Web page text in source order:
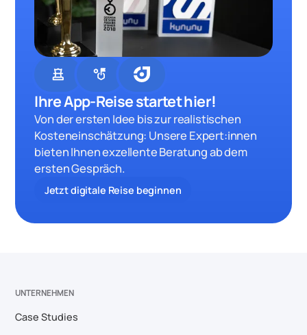
chess strategy
Ihre App-Reise startet hier!
Von der ersten Idee bis zur realistischen
Kosteneinschätzung: Unsere Expert:innen
bieten Ihnen exzellente Beratung ab dem
ersten Gespräch.
Jetzt digitale Reise beginnen
UNTERNEHMEN
Case Studies